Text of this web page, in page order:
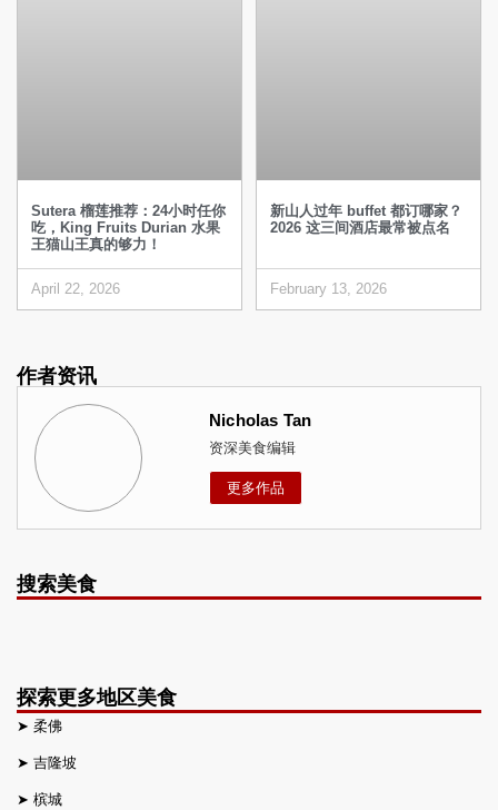
Sutera 榴莲推荐：24小时任你
吃，King Fruits Durian 水果
王猫山王真的够力！
April 22, 2026
新山人过年 buffet 都订哪家？
2026 这三间酒店最常被点名
February 13, 2026
作者资讯
Nicholas Tan
资深美食编辑
更多作品
搜索美食
探索更多地区美食
➤ 柔佛
➤ 吉隆坡
➤ 槟城